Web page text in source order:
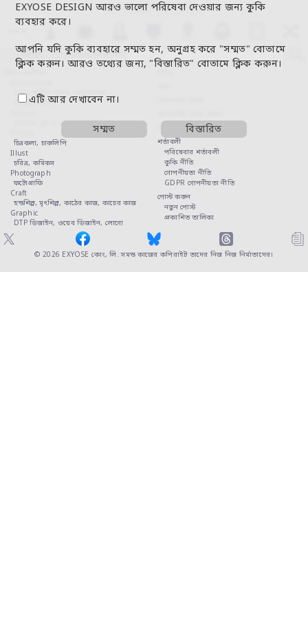
EXYOSE DESIGN আরও ভালো পরিষেবা দেওয়ার জন্য কুকি
ব্যবহার করে।
আপনি যদি কুকি ব্যবহারে সম্মত হন, অনুগ্রহ করে "সম্মত" বোতামে
ক্লিক করুন। আরও তথ্যের জন্য, "বিস্তারিত" বোতামে ক্লিক করুন।
এটি আর দেখাবেন না।
সম্মত বিস্তারিত
কাজ ব্যবহারকারীগণ
ভবন,
স্থানিক নকশা,
বাইরের অংশ
চুল ও মেকআপ,নখ
চিত্রকলা, চারুলিপি
Illust
চরিত্র, কমিকস
Photograph
ফটোগ্রাফি
Craft
হস্তশিল্প,মৃৎশিল্প, কাঠের কাজ, কাচের কাজ
Graphic
DTP ডিজাইন, ওয়েব ডিজাইন, লোগো
শর্তাবলী
পরিষেবার শর্তাবলী
কুকি নীতি
গোপনীয়তা নীতি
GDPR গোপনীয়তা নীতি
পোস্ট করুন
নতুন পোস্ট
প্রকাশিত তালিকা
© 2026 EXYOSE কোং, লি. সমস্ত কাজের কপিরাইট তাদের নিজ নিজ নির্মাতাদের।